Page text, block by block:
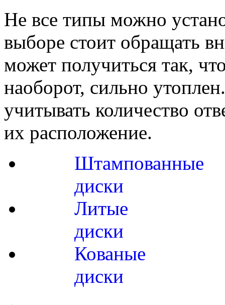
Не все типы можно
выборе стоит обращать
может получиться так,
наоборот, сильно
учитывать количество
их расположение.
Штампованные
диски
Литые
диски
Кованые
диски